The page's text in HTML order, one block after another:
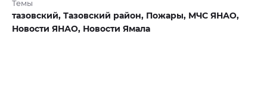
Темы
тазовский, Тазовский район, Пожары, МЧС ЯНАО,
Новости ЯНАО, Новости Ямала